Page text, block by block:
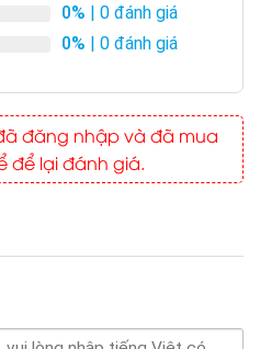
0% | 0 đánh giá
0% | 0 đánh giá
đăng nhập và đã mua
để lại đánh giá.